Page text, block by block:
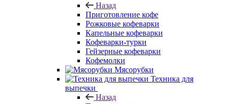
Назад
Приготовление кофе
Рожковые кофеварки
Капельные кофеварки
Кофеварки-турки
Гейзерные кофеварки
Кофемолки
Мясорубки
Техника для
выпечки
Назад